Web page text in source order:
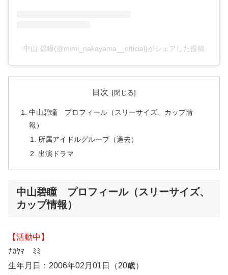
中山 碧瞳(@mimi_nakayama__official)がシェアした投稿
目次
中山碧瞳 プロフィール（スリーサイズ、カップ情
報）
所属アイドルグループ（過去）
出演ドラマ
中山碧瞳 プロフィール（スリーサイズ、
カップ情報）
【活動中】
ﾅｶﾔﾏ ﾐﾐ
生年月日：2006年02月01日（20歳）